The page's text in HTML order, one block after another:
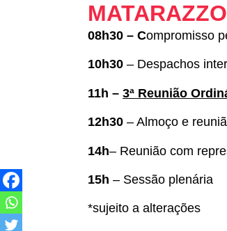
08h30 – Compromisso
10h30 – Despachos
11h – 3ª Reunião
12h30 – Almoço e
14h– Reunião com
15h – Sessão plenária
*sujeito a alterações